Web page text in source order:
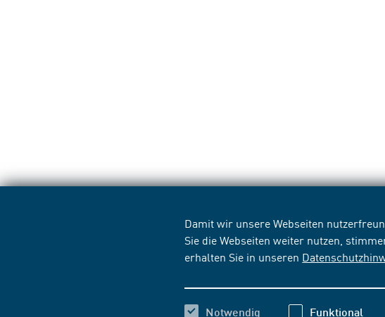
Damit wir unsere Webseiten
Sie die Webseiten weiter nutzen,
erhalten Sie in unseren
Notwendig Funktional